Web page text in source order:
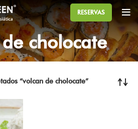
RESERVAS
cholocate
“volcan de cholocate”